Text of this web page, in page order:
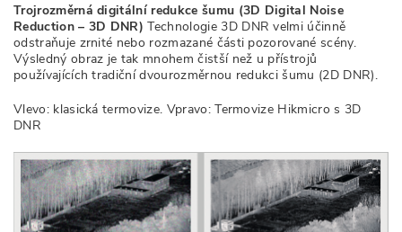
Trojrozměrná digitální redukce šumu (3D Digital Noise
Reduction – 3D DNR) Technologie 3D DNR velmi účinně
odstraňuje zrnité nebo rozmazané části pozorované scény.
Výsledný obraz je tak mnohem čistší než u přístrojů
používajících tradiční dvourozměrnou redukci šumu (2D DNR).
Vlevo: klasická termovize. Vpravo: Termovize Hikmicro s 3D
DNR